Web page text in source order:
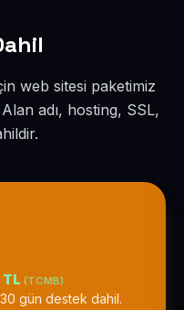
web sitesi paketimiz
adı, hosting, SSL,
(TCMB)
gün destek dahil.